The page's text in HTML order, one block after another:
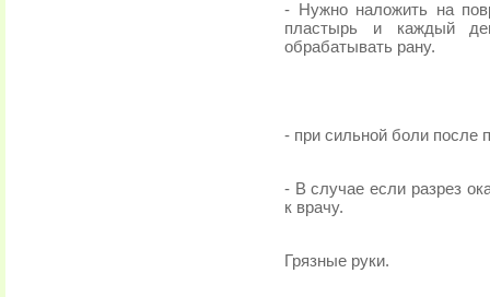
- Нужно наложить на
пластырь и каждый
обрабатывать рану.
- при сильной боли после
- В случае если разрез
к врачу.
Грязные руки.